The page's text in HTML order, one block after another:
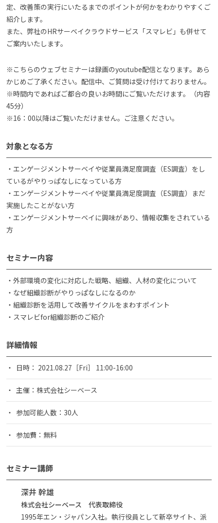
定、改善策の実行にいたるまでのポイントが何かをわかりやすくご
紹介します。
また、弊社のHRサーベイクラウドサービス「スマレビ」も併せて
ご案内いたします。
※こちらのウェブセミナーは録画のyoutube配信となります。あら
かじめご了承ください。配信中、ご質問は受け付けておりません。
※時間内であればご都合の良いお時間にご覧いただけます。（内容
45分）
※16：00以降はご覧いただけません。ご注意ください。
対象となる方
・エンゲージメントサーベイや従業員満足度調査（ES調査）をし
ているがやりっぱなしになっている方
・エンゲージメントサーベイや従業員満足度調査（ES調査）まだ
実施したことがない方
・エンゲージメントサーベイに興味があり、情報収集をされている
方
セミナー内容
・外部環境の変化に対応した戦略、組織、人材の変化について
・なぜ組織診断がやりっぱなしになるのか
・組織診断を活用して改善サイクルをまわすポイント
・スマレビfor組織診断のご紹介
詳細情報
日時： 2021.08.27［Fri］ 11:00-16:00
主催：株式会社シーベース
参加可能人数：30人
参加費：無料
セミナー講師
深井 幹雄
株式会社シーベース 代表取締役
1995年エン・ジャパン入社。執行役員として新卒サイト、派